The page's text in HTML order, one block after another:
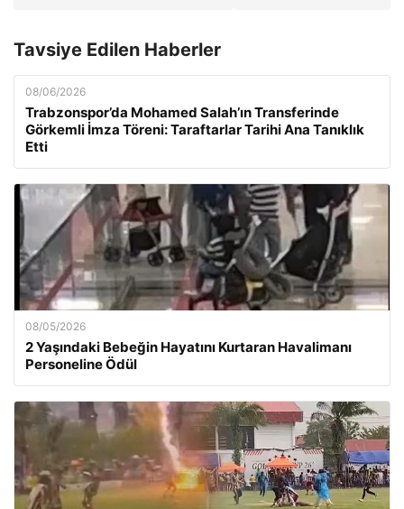
Tavsiye Edilen Haberler
08/06/2026
Trabzonspor’da Mohamed Salah’ın Transferinde
Görkemli İmza Töreni: Taraftarlar Tarihi Ana Tanıklık
Etti
08/05/2026
2 Yaşındaki Bebeğin Hayatını Kurtaran Havalimanı
Personeline Ödül